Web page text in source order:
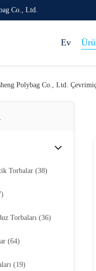
Co., Ltd.
Ev
Polybag Co., Ltd.
Torbalar (38)
Torbaları (36)
(64)
(19)